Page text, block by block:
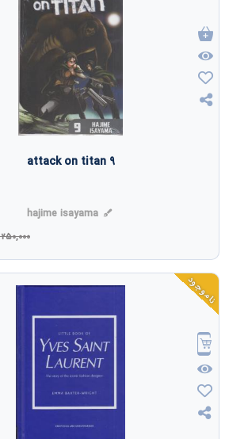
attack on titan 9
hajime isayama
250,000
ناموجود